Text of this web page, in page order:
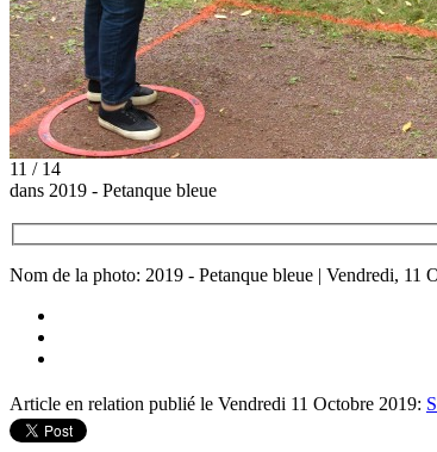
11 / 14
dans 2019 - Petanque bleue
Nom de la photo: 2019 - Petanque bleue | Vendredi, 11
Article en relation publié le Vendredi 11 Octobre 2019: